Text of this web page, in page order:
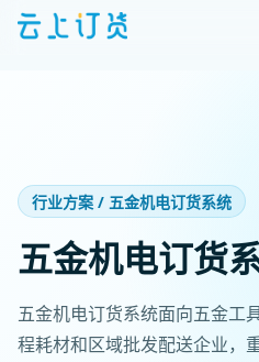
行业方案 / 五金机电订货系统
五金机电订货
五金机电订货系统面向五金工
程耗材和区域批发配送企业，